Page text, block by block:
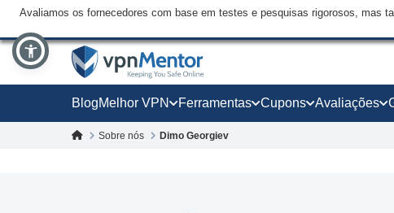
Avaliamos os fornecedores com base em testes e pesquisas rigorosos, mas
BlogMelhor VPN Ferramentas Cupons Avaliações
Sobre nós Dimo Georgiev